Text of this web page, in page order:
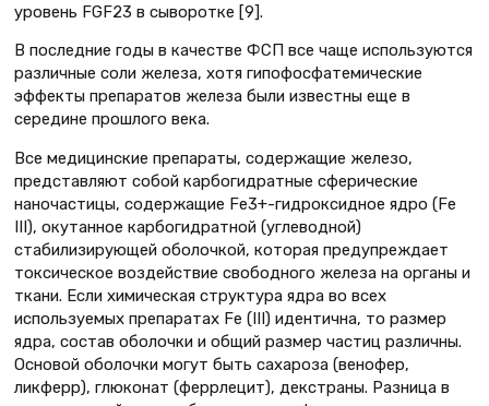
уровень FGF23 в сыворотке [9].
В последние годы в качестве ФСП все чаще используются
различные соли железа, хотя гипофосфатемические
эффекты препаратов железа были известны еще в
середине прошлого века.
Все медицинские препараты, содержащие железо,
представляют собой карбогидратные сферические
наночастицы, содержащие Fe3+-гидроксидное ядро (Fe
III), окутанное карбогидратной (углеводной)
стабилизирующей оболочкой, которая предупреждает
токсическое воздействие свободного железа на органы и
ткани. Если химическая структура ядра во всех
используемых препаратах Fe (III) идентична, то размер
ядра, состав оболочки и общий размер частиц различны.
Основой оболочки могут быть сахароза (венофер,
ликферр), глюконат (феррлецит), декстраны. Разница в